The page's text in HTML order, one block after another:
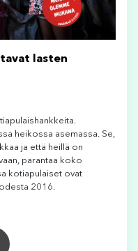
lasten
heikossa asemassa. Se,
ja että heillä on
parantaa koko
kotiapulaiset ovat
2016.